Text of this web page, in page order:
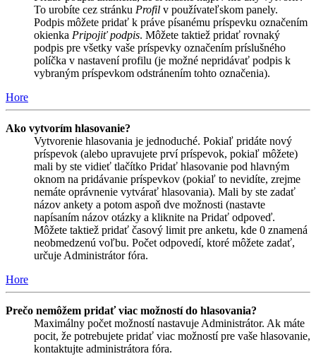
To urobíte cez stránku Profil v používateľskom panely.
Podpis môžete pridať k práve písanému príspevku označením
okienka Pripojiť podpis. Môžete taktiež pridať rovnaký
podpis pre všetky vaše príspevky označením príslušného
políčka v nastavení profilu (je možné nepridávať podpis k
vybraným príspevkom odstránením tohto označenia).
Hore
Ako vytvorím hlasovanie?
Vytvorenie hlasovania je jednoduché. Pokiaľ pridáte nový
príspevok (alebo upravujete prví príspevok, pokiaľ môžete)
mali by ste vidieť tlačítko Pridať hlasovanie pod hlavným
oknom na pridávanie príspevkov (pokiaľ to nevidíte, zrejme
nemáte oprávnenie vytvárať hlasovania). Mali by ste zadať
názov ankety a potom aspoň dve možnosti (nastavte
napísaním názov otázky a kliknite na Pridať odpoveď.
Môžete taktiež pridať časový limit pre anketu, kde 0 znamená
neobmedzenú voľbu. Počet odpovedí, ktoré môžete zadať,
určuje Administrátor fóra.
Hore
Prečo nemôžem pridať viac možností do hlasovania?
Maximálny počet možností nastavuje Administrátor. Ak máte
pocit, že potrebujete pridať viac možností pre vaše hlasovanie,
kontaktujte administrátora fóra.